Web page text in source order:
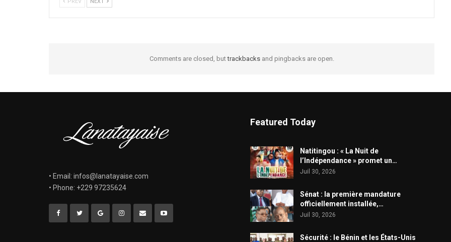
PREV NEXT
Comments are closed, buttrackbacksand pingbacks are open.
• Email: infos@lanatayaise.com
• Phone: +229 97235624
Featured Today
​Natitingou : « La Nuit de
l’Indépendance » promet un…
Juil 30, 2026
Sénat : la première mandature
officiellement installée,…
Juil 30, 2026
Sécurité : le Bénin et les États-Unis